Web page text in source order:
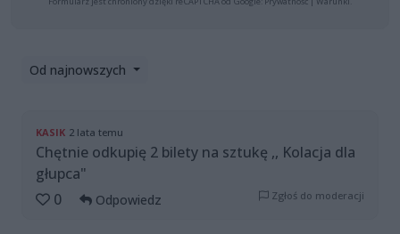
Od najnowszych
KASIK 2 lata temu
Chętnie odkupię 2 bilety na sztukę ,, Kolacja dla
głupca"
0
Odpowiedz Zgłoś do moderacji